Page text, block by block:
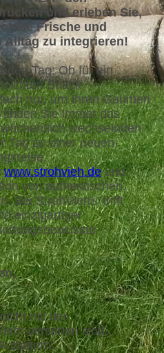
und erleben Sie,
Frische und
Alltag zu integrieren!
Tag: Ob für ein
Snack
nur, um Ihren Gaumen
Sie immer das
wechselnden
Tag zu einer neuen
www.strohvieh.deund
von authentischen,
Bei StrohVieh® trifft
einzigartiger
mit der
versehen sind,